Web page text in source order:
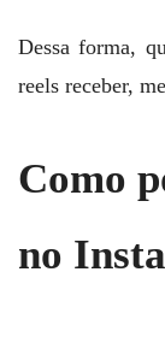
Dessa forma,
reels receber,
Como
no